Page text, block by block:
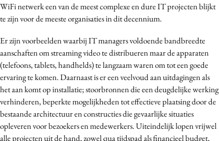
WiFi netwerk een van de meest complexe en dure IT projecten blijkt
te zijn voor de meeste organisaties in dit decennium.
Er zijn voorbeelden waarbij IT managers voldoende bandbreedte
aanschaften om streaming video te distribueren maar de apparaten
(telefoons, tablets, handhelds) te langzaam waren om tot een goede
ervaring te komen. Daarnaast is er een veelvoud aan uitdagingen als
het aan komt op installatie; stoorbronnen die een deugdelijke werking
verhinderen, beperkte mogelijkheden tot effectieve plaatsing door de
bestaande architectuur en constructies die gevaarlijke situaties
opleveren voor bezoekers en medewerkers. Uiteindelijk lopen vrijwel
alle projecten uit de hand, zowel qua tijdspad als financieel budget,